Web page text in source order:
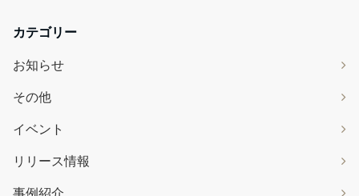
カテゴリー
お知らせ
その他
イベント
リリース情報